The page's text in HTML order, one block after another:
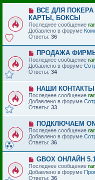
Н
о
в
о
е
с
о
о
б
щ
е
н
и
е
ВСЕ ДЛЯ
КАРТЫ, БОКСЫ
Последнее сообщение
Добавлено в форуме
Ответы: 36
Н
о
в
о
е
с
о
о
б
щ
н
е
ПРОДАЖА
Последнее сообщение
Добавлено в форуме
Ответы: 34
Н
о
в
о
е
с
о
б
щ
н
и
е
НАШИ КОНТАКТЫ
Последнее сообщение
Добавлено в форуме
Ответы: 33
Н
о
в
о
с
о
о
б
щ
ПОДКЛЮЧАЕМ
Последнее сообщение
Добавлено в форуме
Ответы: 36
Н
о
в
о
GBOX ОНЛАЙН
Последнее сообщение
Добавлено в форуме
Ответы: 36